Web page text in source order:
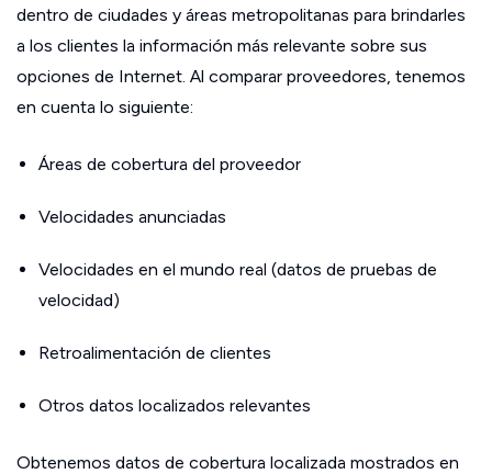
dentro de ciudades y áreas metropolitanas para brindarles
a los clientes la información más relevante sobre sus
opciones de Internet. Al comparar proveedores, tenemos
en cuenta lo siguiente:
Áreas de cobertura del proveedor
Velocidades anunciadas
Velocidades en el mundo real (datos de pruebas de
velocidad)
Retroalimentación de clientes
Otros datos localizados relevantes
Obtenemos datos de cobertura localizada mostrados en